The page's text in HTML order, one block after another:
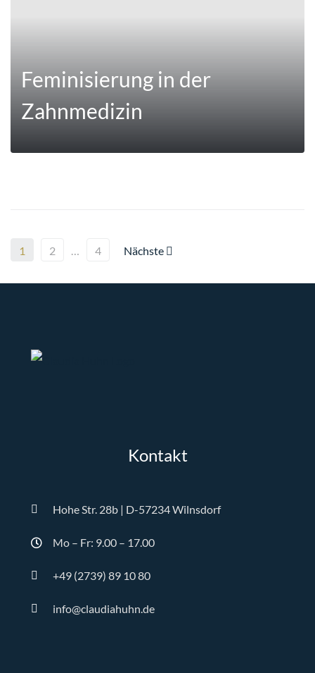
Feminisierung in der
Zahnmedizin
1 2 … 4 Nächste
Kontakt
Hohe Str. 28b | D-57234 Wilnsdorf
Mo – Fr: 9.00 – 17.00
+49 (2739) 89 10 80
info@claudiahuhn.de